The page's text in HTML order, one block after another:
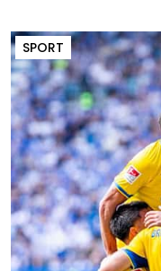
SPORT